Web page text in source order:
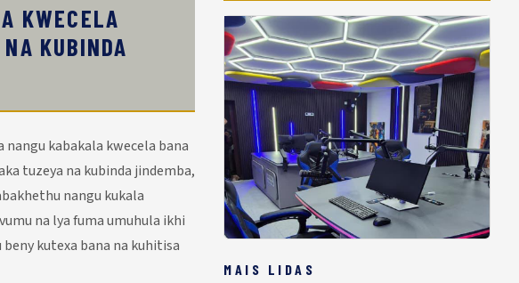
KWECELA
KUBINDA
kabakala kwecela bana
tuzeya na kubinda jindemba,
nangu kukala
na lya fuma umuhula ikhi
kutexa bana na kuhitisa
MAIS LIDAS